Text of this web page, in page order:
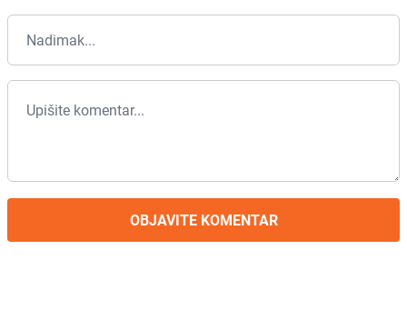
OBJAVITE KOMENTAR